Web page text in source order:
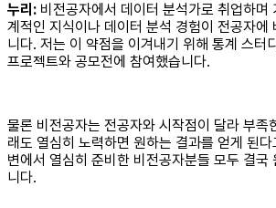
누리: 비전공자에서 데이터 분석가로 취업하며
계적인 지식이나 데이터 분석 경험이 전공자에
니다. 저는 이 약점을 이겨내기 위해 통계 스터
프로젝트와 공모전에 참여했습니다.
물론 비전공자는 전공자와 시작점이 달라 부족
래도 열심히 노력하면 원하는 결과를 얻게 된
변에서 열심히 준비한 비전공자분들 모두 결국
니다.